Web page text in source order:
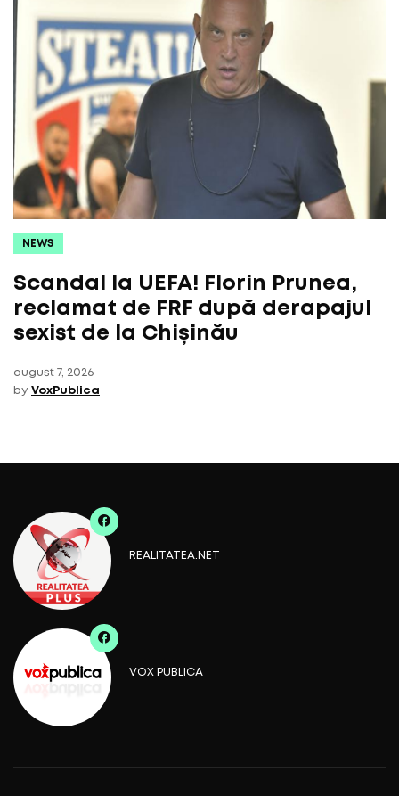
NEWS
Scandal la UEFA! Florin Prunea,
reclamat de FRF după derapajul
sexist de la Chișinău
august 7, 2026
by VoxPublica
REALITATEA.NET
VOX PUBLICA